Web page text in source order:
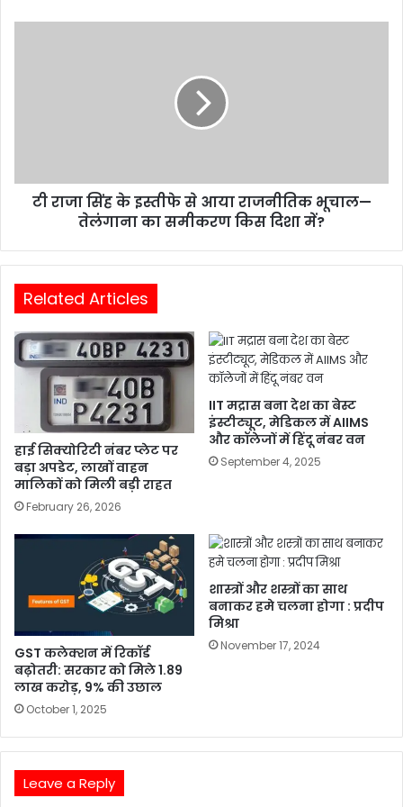
टी राजा सिंह के इस्तीफे से आया राजनीतिक भूचाल—
तेलंगाना का समीकरण किस दिशा में?
Related Articles
हाई सिक्योरिटी नंबर प्लेट पर
बड़ा अपडेट, लाखों वाहन
मालिकों को मिली बड़ी राहत
February 26, 2026
IIT मद्रास बना देश का बेस्ट
इंस्टीट्यूट, मेडिकल में AIIMS
और कॉलेजों में हिंदू नंबर वन
September 4, 2025
GST कलेक्शन में रिकॉर्ड
बढ़ोतरी: सरकार को मिले 1.89
लाख करोड़, 9% की उछाल
October 1, 2025
शास्त्रों और शस्त्रों का साथ
बनाकर हमे चलना होगा : प्रदीप
मिश्रा
November 17, 2024
Leave a Reply